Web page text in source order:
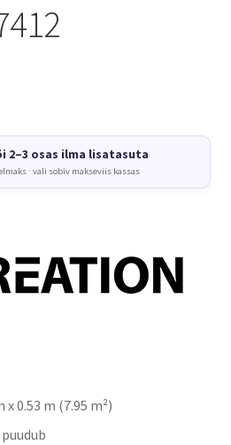
2–3 osas ilma lisatasuta
· vali sobiv makseviis kassas
0.53 m (7.95 m²)